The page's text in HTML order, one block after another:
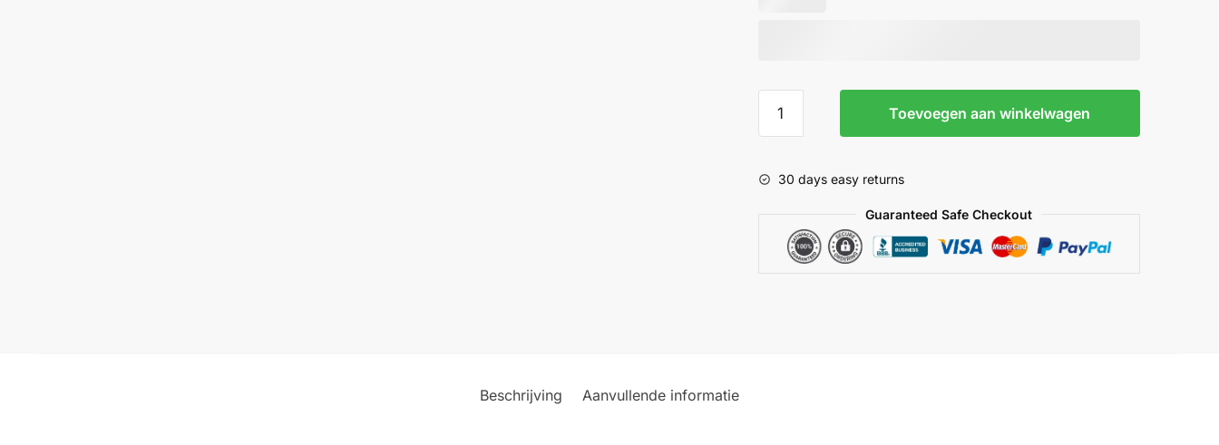
Disc-
Toevoegen aan winkelwagen
30 days easy returns
Guaranteed Safe Checkout
Beschrijving Aanvullende informatie